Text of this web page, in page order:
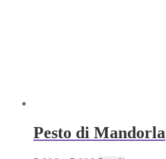
Pesto di Mandorla